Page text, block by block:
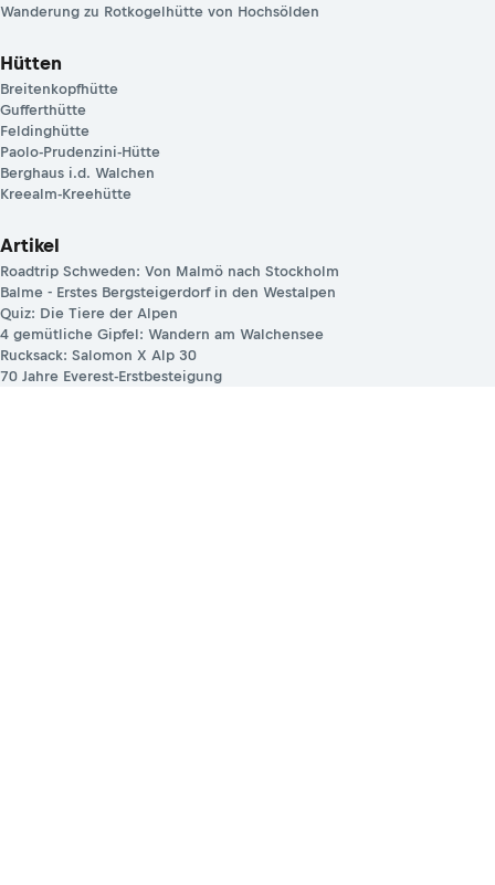
Wanderung zu Rotkogelhütte von Hochsölden
Hütten
Breitenkopfhütte
Gufferthütte
Feldinghütte
Paolo-Prudenzini-Hütte
Berghaus i.d. Walchen
Kreealm-Kreehütte
Artikel
Roadtrip Schweden: Von Malmö nach Stockholm
Balme - Erstes Bergsteigerdorf in den Westalpen
Quiz: Die Tiere der Alpen
4 gemütliche Gipfel: Wandern am Walchensee
Rucksack: Salomon X Alp 30
70 Jahre Everest-Erstbesteigung